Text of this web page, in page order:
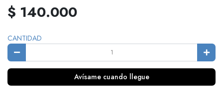
$ 140.000
CANTIDAD
Avísame cuando llegue